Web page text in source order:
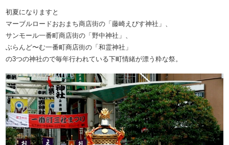
初夏になりますと
マーブルロードおおまち商店街の「藤崎えびす神社」、
サンモール一番町商店街の「野中神社」、
ぶらんど〜む一番町商店街の「和霊神社」
の3つの神社ので毎年行われている下町情緒が漂う粋な祭。